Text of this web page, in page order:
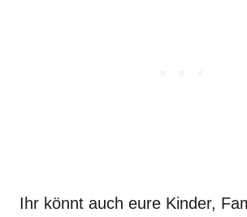
Ihr könnt auch eure Kinder,